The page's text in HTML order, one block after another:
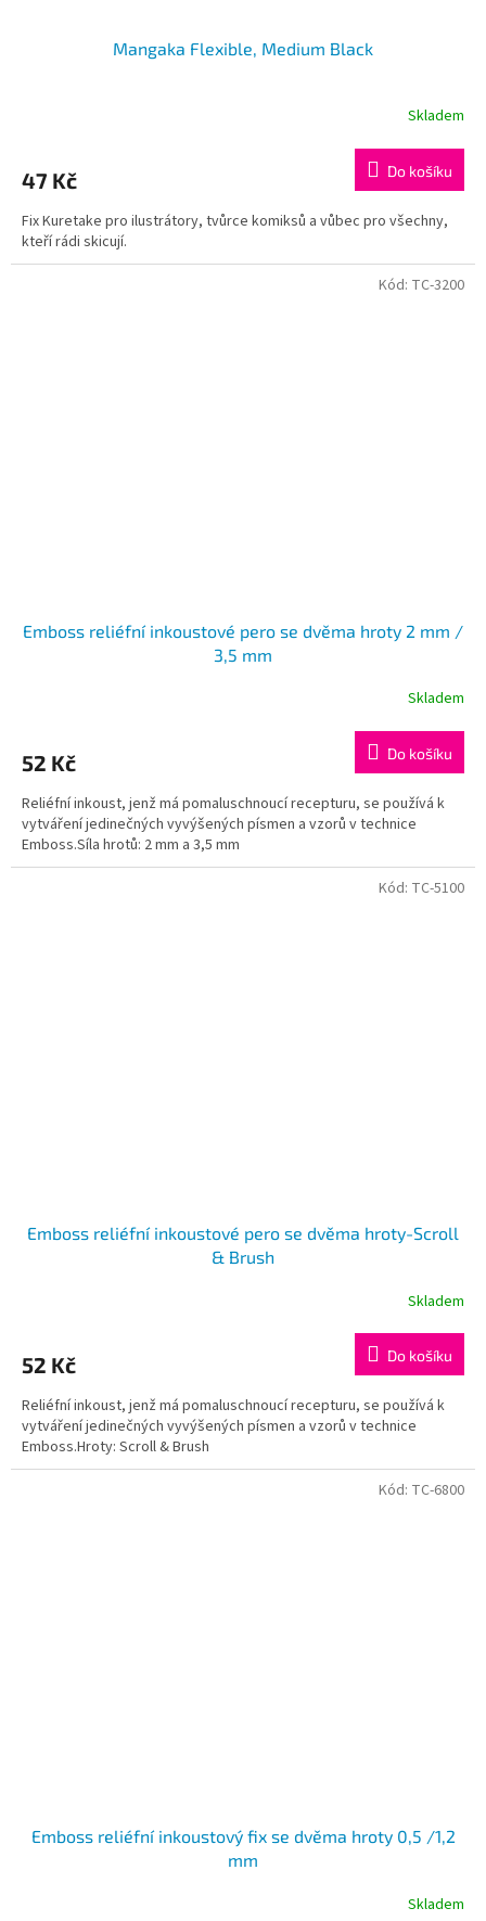
Mangaka Flexible, Medium Black
Skladem
47 Kč Do košíku
Fix Kuretake pro ilustrátory, tvůrce komiksů a vůbec pro všechny,
kteří rádi skicují.
Emboss reliéfní inkoustové pero se dvěma hroty 2 mm /
3,5 mm
Skladem
52 Kč Do košíku
Reliéfní inkoust, jenž má pomaluschnoucí recepturu, se používá k
vytváření jedinečných vyvýšených písmen a vzorů v technice
Emboss.Síla hrotů: 2 mm a 3,5 mm
Kód: TC-3200
Emboss reliéfní inkoustové pero se dvěma hroty-Scroll
& Brush
Skladem
52 Kč Do košíku
Reliéfní inkoust, jenž má pomaluschnoucí recepturu, se používá k
vytváření jedinečných vyvýšených písmen a vzorů v technice
Emboss.Hroty: Scroll & Brush
Kód: TC-5100
Emboss reliéfní inkoustový fix se dvěma hroty 0,5 /1,2
mm
Skladem
Kód: TC-6800